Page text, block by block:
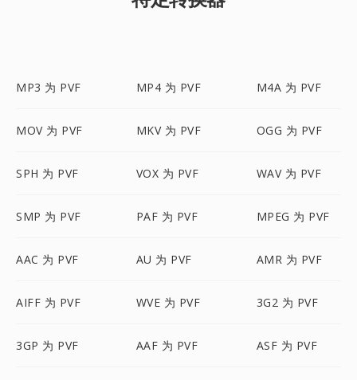
MP3 为 PVF MP4 为 PVF M4A 为 PVF
MOV 为 PVF MKV 为 PVF OGG 为 PVF
SPH 为 PVF VOX 为 PVF WAV 为 PVF
SMP 为 PVF PAF 为 PVF MPEG 为 PVF
AAC 为 PVF AU 为 PVF AMR 为 PVF
AIFF 为 PVF WVE 为 PVF 3G2 为 PVF
3GP 为 PVF AAF 为 PVF ASF 为 PVF